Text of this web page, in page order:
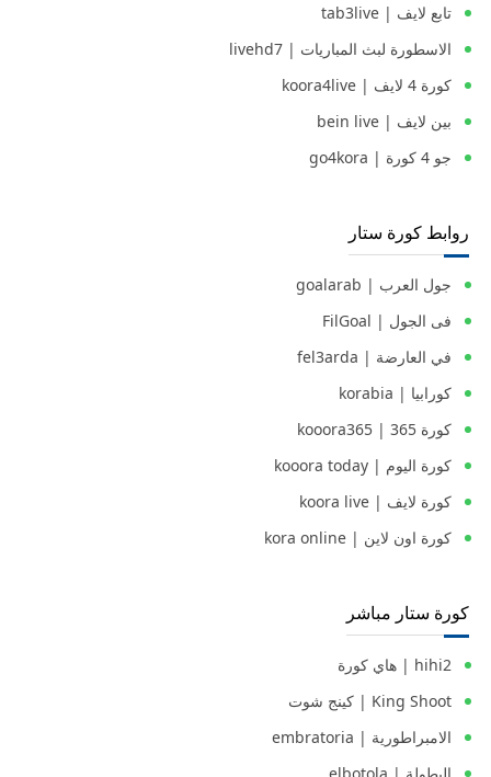
تابع لايف | tab3live
الاسطورة لبث المباريات | livehd7
كورة 4 لايف | koora4live
بين لايف | bein live
جو 4 كورة | go4kora
روابط كورة ستار
جول العرب | goalarab
فى الجول | FilGoal
في العارضة | fel3arda
كورابيا | korabia
كورة 365 | kooora365
كورة اليوم | kooora today
كورة لايف | koora live
كورة اون لاين | kora online
كورة ستار مباشر
hihi2 | هاي كورة
King Shoot | كينج شوت
الامبراطورية | embratoria